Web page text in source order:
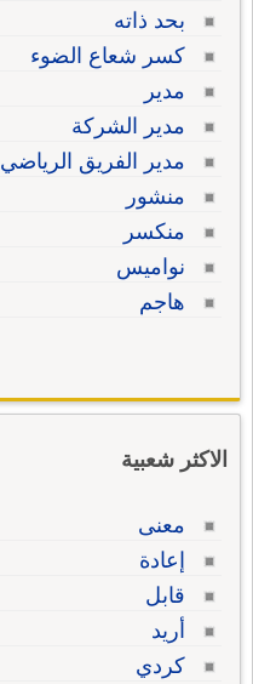
بحد ذاته
كسر شعاع الضوء
مدير
مدير الشركة
مدير الفريق الرياضي
منشور
منكسر
نواميس
هاجم
الاكثر شعبية
معنى
إعادة
قابل
أريد
كردي